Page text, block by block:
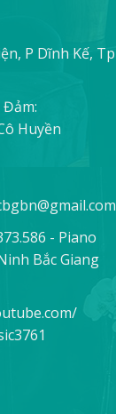
P Dĩnh Kế, Tp
Huyền
- Piano
Bắc Giang